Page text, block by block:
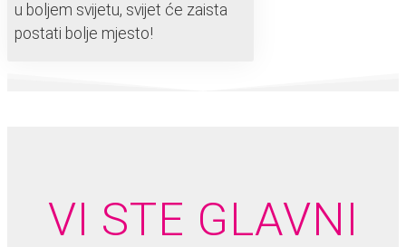
u boljem svijetu, svijet će zaista
postati bolje mjesto!
VI STE GLAVNI